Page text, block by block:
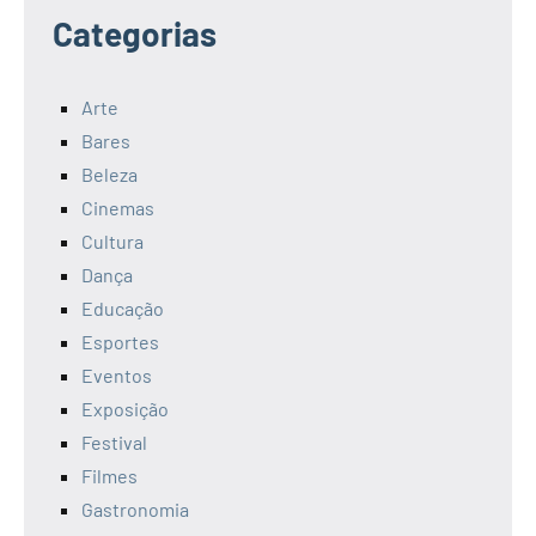
Categorias
Arte
Bares
Beleza
Cinemas
Cultura
Dança
Educação
Esportes
Eventos
Exposição
Festival
Filmes
Gastronomia